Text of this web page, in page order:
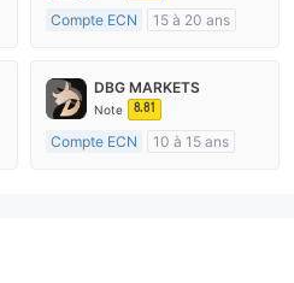
Compte ECN
15 à 20 ans
Market Making (MM)
Etiquette principale MT4
DBG MARKETS
Note 8.81
Compte ECN
10 à 15 ans